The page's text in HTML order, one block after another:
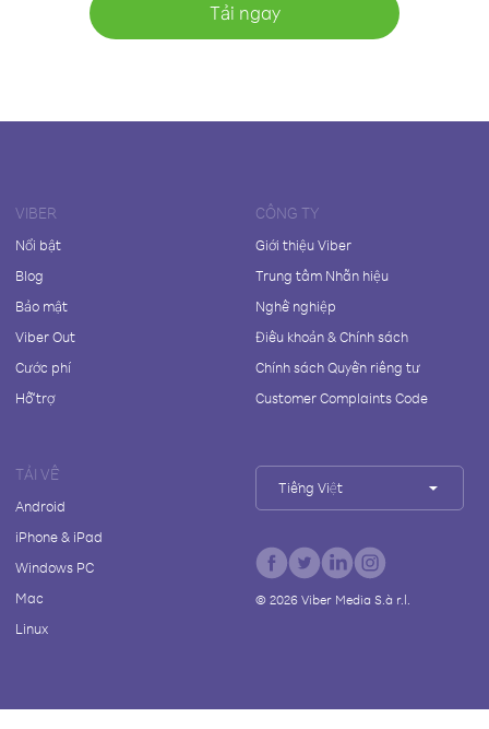
Tải ngay
VIBER
Nổi bật
Blog
Bảo mật
Viber Out
Cước phí
Hỗ trợ
CÔNG TY
Giới thiệu Viber
Trung tâm Nhãn hiệu
Nghề nghiệp
Điều khoản & Chính sách
Chính sách Quyền riêng tư
Customer Complaints Code
TẢI VỀ
Android
iPhone & iPad
Windows PC
Mac
Linux
Tiếng Việt
© 2026Viber Media S.à r.l.